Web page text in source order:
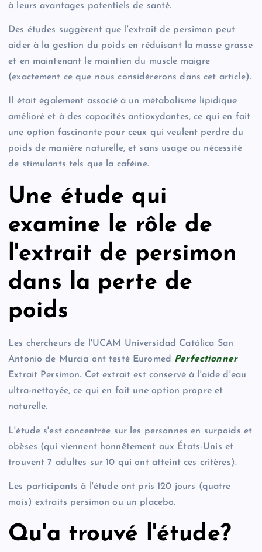
à leurs avantages potentiels de santé.
Des études suggèrent que l'extrait de persimon peut
aider à la gestion du poids en réduisant la masse grasse
et en maintenant le maintien du muscle maigre
(exactement ce que nous considérerons dans cet article).
Il était également associé à un métabolisme lipidique
amélioré et à des capacités antioxydantes, ce qui en fait
une option fascinante pour ceux qui veulent perdre du
poids de manière naturelle, et sans usage ou nécessité
de stimulants tels que la caféine.
Une étude qui
examine le rôle de
l'extrait de persimon
dans la perte de
poids
Les chercheurs de l'UCAM Universidad Católica San
Antonio de Murcia ont testé Euromed Perfectionner
Extrait Persimon. Cet extrait est conservé à l'aide d'eau
ultra-nettoyée, ce qui en fait une option propre et
naturelle.
L'étude s'est concentrée sur les personnes en surpoids et
obèses (qui viennent honnêtement aux États-Unis et
trouvent 7 adultes sur 10 qui ont atteint ces critères).
Les participants à l'étude ont pris 120 jours (quatre
mois) extraits persimon ou un placebo.
Qu'a trouvé l'étude?